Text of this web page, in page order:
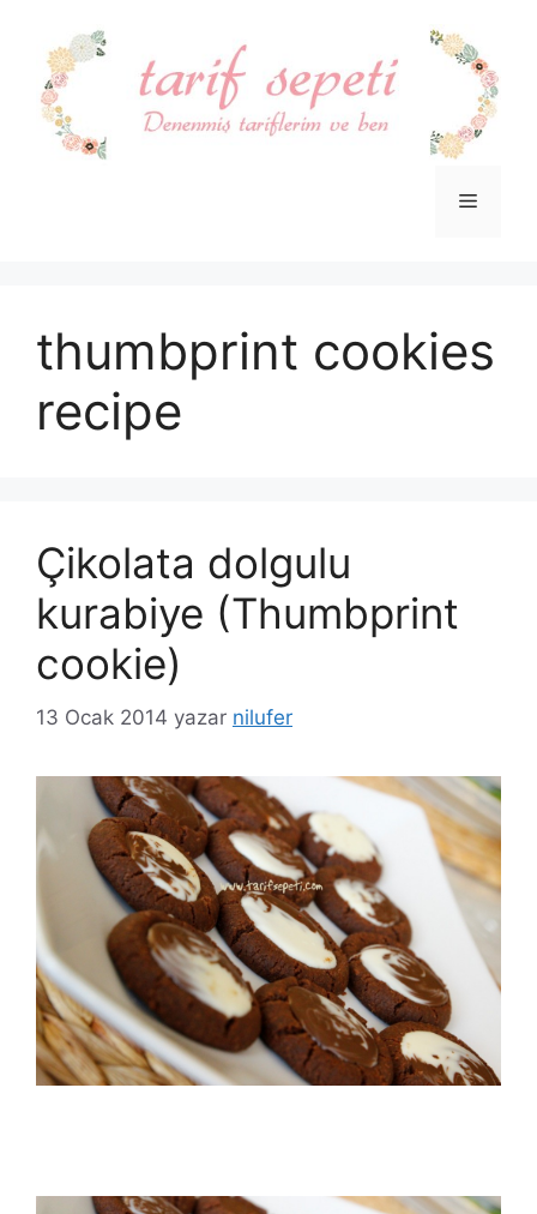
Menü
thumbprint cookies
recipe
Çikolata dolgulu
kurabiye (Thumbprint
cookie)
13 Ocak 2014 yazar nilufer